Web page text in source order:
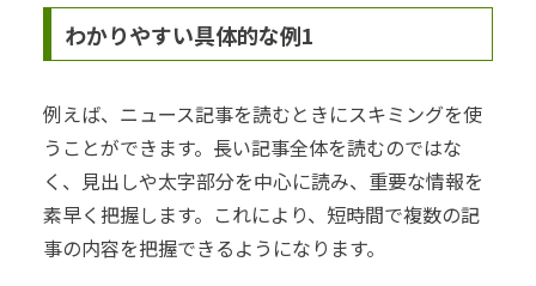
わかりやすい具体的な例1
例えば、ニュース記事を読むときにスキミングを使
うことができます。長い記事全体を読むのではな
く、見出しや太字部分を中心に読み、重要な情報を
素早く把握します。これにより、短時間で複数の記
事の内容を把握できるようになります。